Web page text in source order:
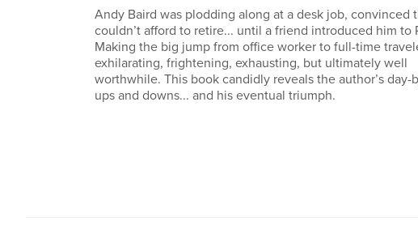
Andy Baird was plodding along at a desk job, convinced
couldn’t afford to retire... until a friend introduced him to
Making the big jump from office worker to full-time
exhilarating, frightening, exhausting, but ultimately well
worthwhile. This book candidly reveals the author’s day-
ups and downs... and his eventual triumph.